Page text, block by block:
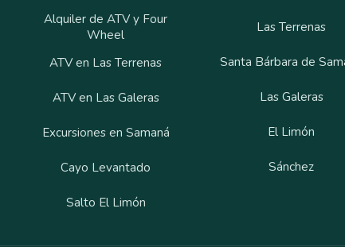
Alquiler de ATV y Four
Wheel
ATV en Las Terrenas
ATV en Las Galeras
Excursiones en Samaná
Cayo Levantado
Salto El Limón
Las Terrenas
Santa Bárbara de
Las Galeras
El Limón
Sánchez